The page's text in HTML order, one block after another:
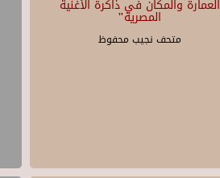
العمارة والمكان في ذاكرة الأغنية
المصرية"
متحف نجيب محفوظ